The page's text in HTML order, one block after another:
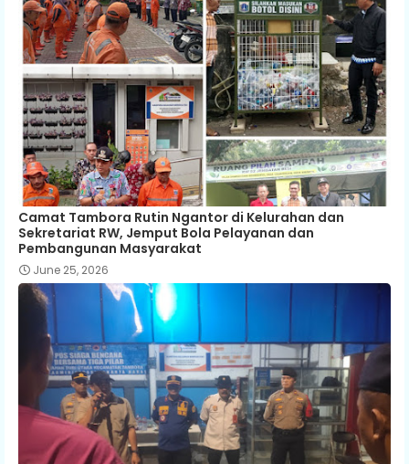
Camat Tambora Rutin Ngantor di Kelurahan dan
Sekretariat RW, Jemput Bola Pelayanan dan
Pembangunan Masyarakat
June 25, 2026